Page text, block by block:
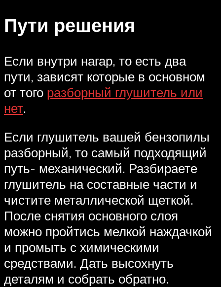
Пути решения
Если внутри нагар, то есть два
пути, зависят которые в основном
от того разборный глушитель или
нет.
Если глушитель вашей бензопилы
разборный, то самый подходящий
путь- механический. Разбираете
глушитель на составные части и
чистите металлической щеткой.
После снятия основного слоя
можно пройтись мелкой наждачкой
и промыть с химическими
средствами. Дать высохнуть
деталям и собрать обратно.